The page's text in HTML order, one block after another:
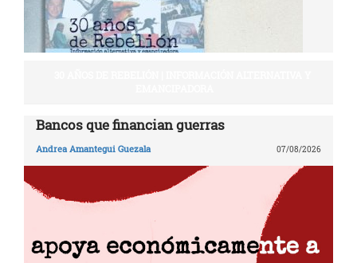
Bancos que financian guerras
Andrea Amantegui Guezala 07/08/2026